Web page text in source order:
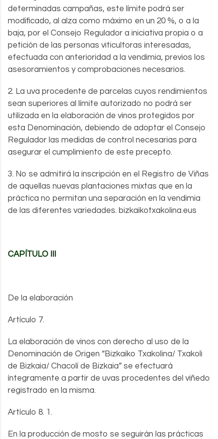
determinadas campañas, este límite podrá ser
modificado, al alza como máximo en un 20 %, o a la
baja, por el Consejo Regulador a iniciativa propia o a
petición de las personas viticultoras interesadas,
efectuada con anterioridad a la vendimia, previos los
asesoramientos y comprobaciones necesarios.
2. La uva procedente de parcelas cuyos rendimientos
sean superiores al límite autorizado no podrá ser
utilizada en la elaboración de vinos protegidos por
esta Denominación, debiendo de adoptar el Consejo
Regulador las medidas de control necesarias para
asegurar el cumplimiento de este precepto.
3. No se admitirá la inscripción en el Registro de Viñas
de aquellas nuevas plantaciones mixtas que en la
práctica no permitan una separación en la vendimia
de las diferentes variedades. bizkaikotxakolina.eus
CAPÍTULO III
De la elaboración
Artículo 7.
La elaboración de vinos con derecho al uso de la
Denominación de Origen “Bizkaiko Txakolina/ Txakoli
de Bizkaia/ Chacolí de Bizkaia” se efectuará
íntegramente a partir de uvas procedentes del viñedo
registrado en la misma.
Artículo 8. 1.
En la producción de mosto se seguirán las prácticas